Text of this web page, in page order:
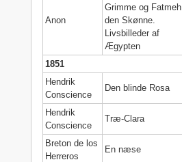
Anon
Grimme og Fatmeh
den Skønne.
Livsbilleder af
Ægypten
1851
Hendrik
Conscience
Den blinde Rosa
Hendrik
Conscience
Træ-Clara
Breton de los
Herreros
En næse